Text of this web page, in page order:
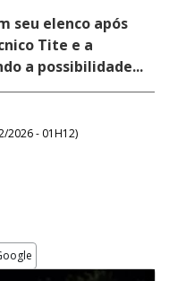
seu elenco após
Tite e a
a possibilidade...
2026 - 01H12)